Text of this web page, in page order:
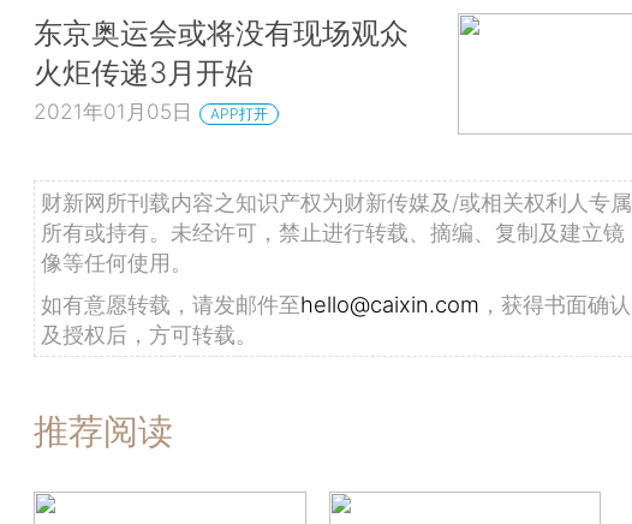
东京奥运会或将没有现场观众
火炬传递3月开始
2021年01月05日 APP打开
财新网所刊载内容之知识产权为财新传媒及/或相关权利人专属
所有或持有。未经许可，禁止进行转载、摘编、复制及建立镜
像等任何使用。
如有意愿转载，请发邮件至hello@caixin.com ，获得书面确认
及授权后，方可转载。
推荐阅读